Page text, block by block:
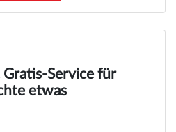
Service für
etwas